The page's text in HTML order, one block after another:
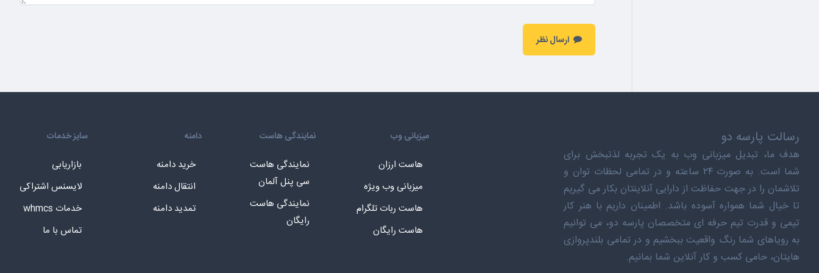
ارسال نظر
رسالت پارسه دو
هدف ما، تبدیل میزبانی وب به یک تجربه لذتبخش برای
شما است. به صورت ۲۴ ساعته و در تمامی لحظات توان و
تلاشمان را در جهت حفاظت از دارایی آنلاینتان بکار می گیریم
تا خیال شما همواره آسوده باشد. اطمینان داریم با هنر کار
تیمی و قدرت تیم حرفه ای متخصصان پارسه دو، می توانیم
به رویاهای شما رنگ واقعیت ببخشیم و در تمامی بلندپروازی
هایتان، حامی کسب و کار آنلاین شما بمانیم.
میزبانی وب
هاست ارزان
میزبانی وب ویژه
هاست ربات تلگرام
هاست رایگان
نمایندگی هاست
نمایندگی هاست
سی پنل آلمان
نمایندگی هاست
رایگان
دامنه
خرید دامنه
انتقال دامنه
تمدید دامنه
سایز خدمات
بازاریابی
لایسنس اشتراکی
خدمات whmcs
تماس با ما